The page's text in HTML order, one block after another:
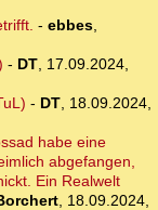
- ebbes,
- DT, 17.09.2024,
- DT, 18.09.2024,
habe eine
abgefangen,
Ein Realwelt
, 18.09.2024,